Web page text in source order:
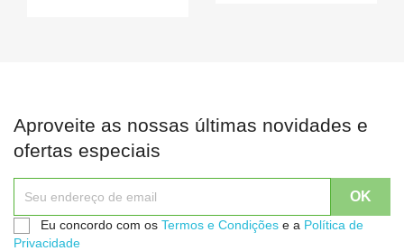
Aproveite as nossas últimas novidades e
ofertas especiais
Eu concordo com os Termos e Condições e a Política de
Privacidade